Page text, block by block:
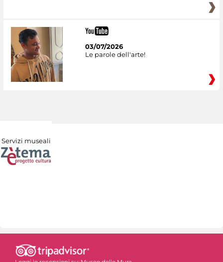
03/07/2026
Le parole dell'arte!
Servizi museali